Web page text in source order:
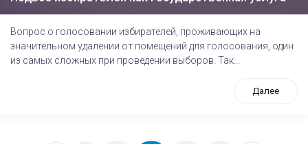
Вопрос о голосовании избирателей, проживающих на
значительном удалении от помещений для голосования, один
из самых сложных при проведении выборов. Так...
Далее